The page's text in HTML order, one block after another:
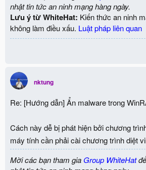
nhật tin tức an ninh mạng hàng ngày.
Lưu ý từ WhiteHat: Kiến thức an ninh
không làm điều xấu. Luật pháp liên quan
nktung
Re: [Hướng dẫn] Ẩn malware trong
Cách này dễ bị phát hiện bởi chương
máy tính cần phải cài chương trình diệt
Mời các bạn tham gia Group WhiteHat